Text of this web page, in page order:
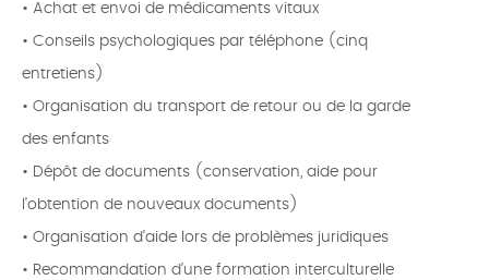
• Achat et envoi de médicaments vitaux
• Conseils psychologiques par téléphone (cinq
entretiens)
• Organisation du transport de retour ou de la garde
des enfants
• Dépôt de documents (conservation, aide pour
l’obtention de nouveaux documents)
• Organisation d’aide lors de problèmes juridiques
• Recommandation d’une formation interculturelle